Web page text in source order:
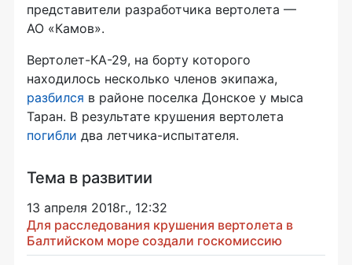
представители разработчика вертолета —
АО «Камов».
Вертолет-КА-29, на борту которого
находилось несколько членов экипажа,
разбился в районе поселка Донское у мыса
Таран. В результате крушения вертолета
погибли два летчика-испытателя.
Тема в развитии
13 апреля 2018г., 12:32
Для расследования крушения вертолета в
Балтийском море создали госкомиссию